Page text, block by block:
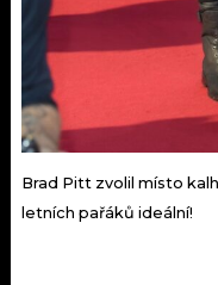
Brad Pitt zvolil místo
letních pařáků ideální!